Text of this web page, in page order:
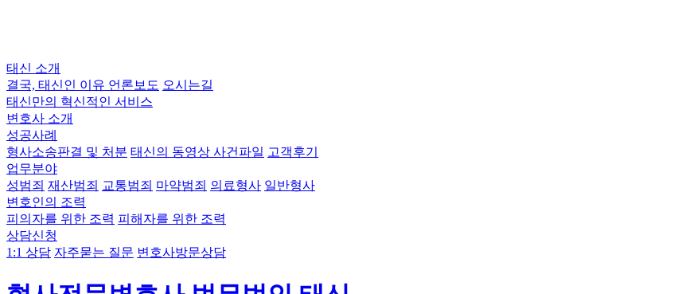
태신 소개
결국, 태신인 이유 언론보도 오시는길
태신만의 혁신적인 서비스
변호사 소개
성공사례
형사소송판결 및 처분 태신의 동영상 사건파일 고객후기
업무분야
성범죄 재산범죄 교통범죄 마약범죄 의료형사 일반형사
변호인의 조력
피의자를 위한 조력 피해자를 위한 조력
상담신청
1:1 상담 자주묻는 질문 변호사방문상담